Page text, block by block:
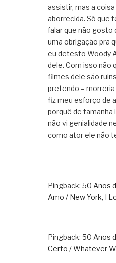
assistir, mas a
aborrecida. Só que
falar que não gosto
uma obrigação pra
eu detesto Woody
dele. Com isso não
filmes dele são
pretendo –
fiz meu esforço de
porquê de tamanha
não vi genialidade
como ator ele não
Pingback: 50 Anos
Amo / New York, I
Pingback: 50 Anos
Certo / Whatever